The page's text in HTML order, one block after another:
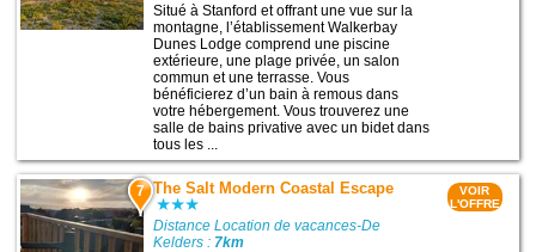
Situé à Stanford et offrant une vue sur la
montagne, l’établissement Walkerbay
Dunes Lodge comprend une piscine
extérieure, une plage privée, un salon
commun et une terrasse. Vous
bénéficierez d’un bain à remous dans
votre hébergement. Vous trouverez une
salle de bains privative avec un bidet dans
tous les ...
7 The Salt Modern Coastal Escape
Distance Location de vacances-De
Kelders : 7km
VOIR
L'OFFRE